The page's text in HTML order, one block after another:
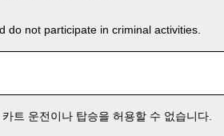
not participate in criminal activities.
트 운전이나 탑승을 허용할 수 없습니다.